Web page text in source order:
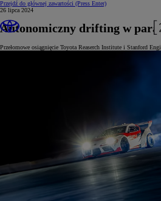
Przejdź do głównej zawartości (Press Enter)
26 lipca 2024
Autonomiczny drifting w
Przełomowe osiągnięcie Toyota Reaserch Institute i Stanford